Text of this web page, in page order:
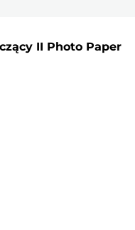
II Photo Paper